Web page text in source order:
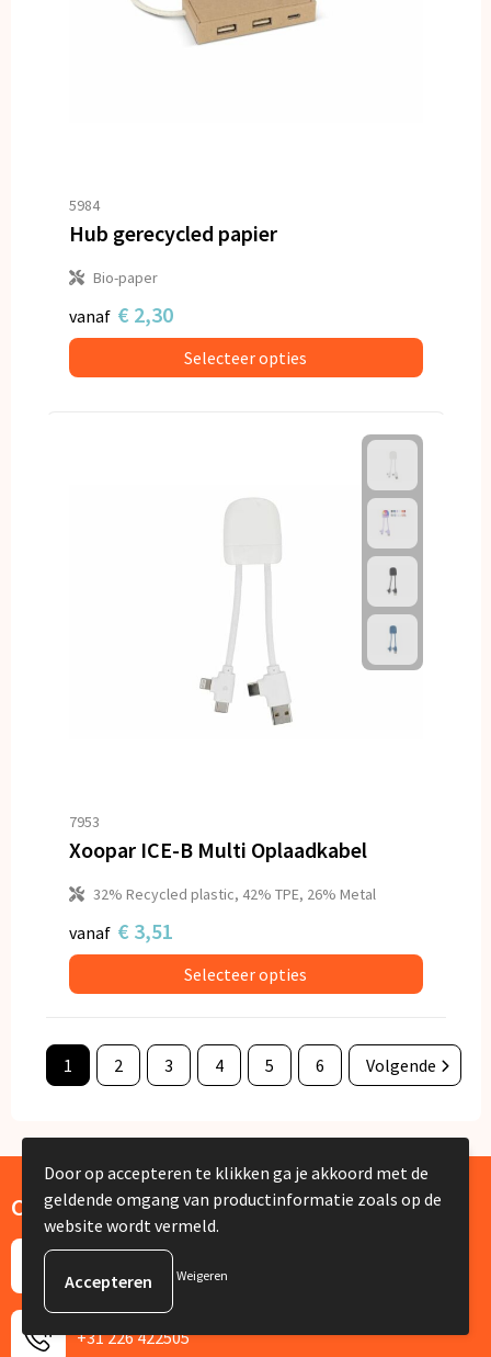
5984
Hub gerecycled papier
Bio-paper
vanaf € 2,30
Selecteer opties
7953
Xoopar ICE-B Multi Oplaadkabel
32% Recycled plastic, 42% TPE, 26% Metal
vanaf € 3,51
Selecteer opties
1 2 3 4 5 6 Volgende
Contact
De Lus 13
1742 PH Schagen
+31 226 422505
Door op accepteren te klikken ga je akkoord met de
geldende omgang van productinformatie zoals op de
website wordt vermeld.
Weigeren